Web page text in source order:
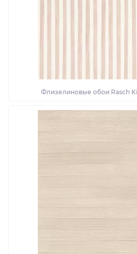
Флизелиновые обои Rasch